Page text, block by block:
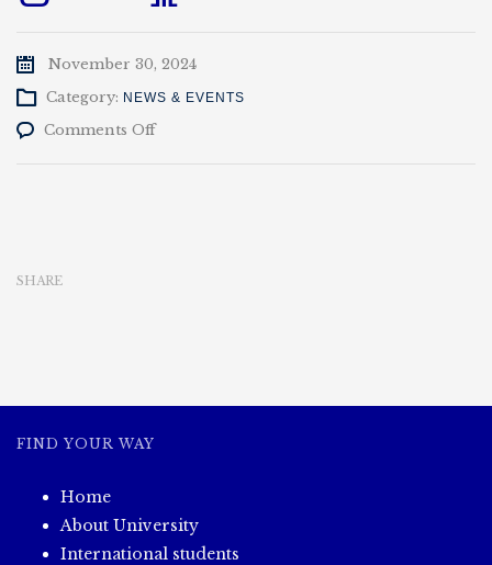
November 30, 2024
Category: NEWS & EVENTS
Comments Offon
SHARE
FIND YOUR WAY
Home
About University
International students